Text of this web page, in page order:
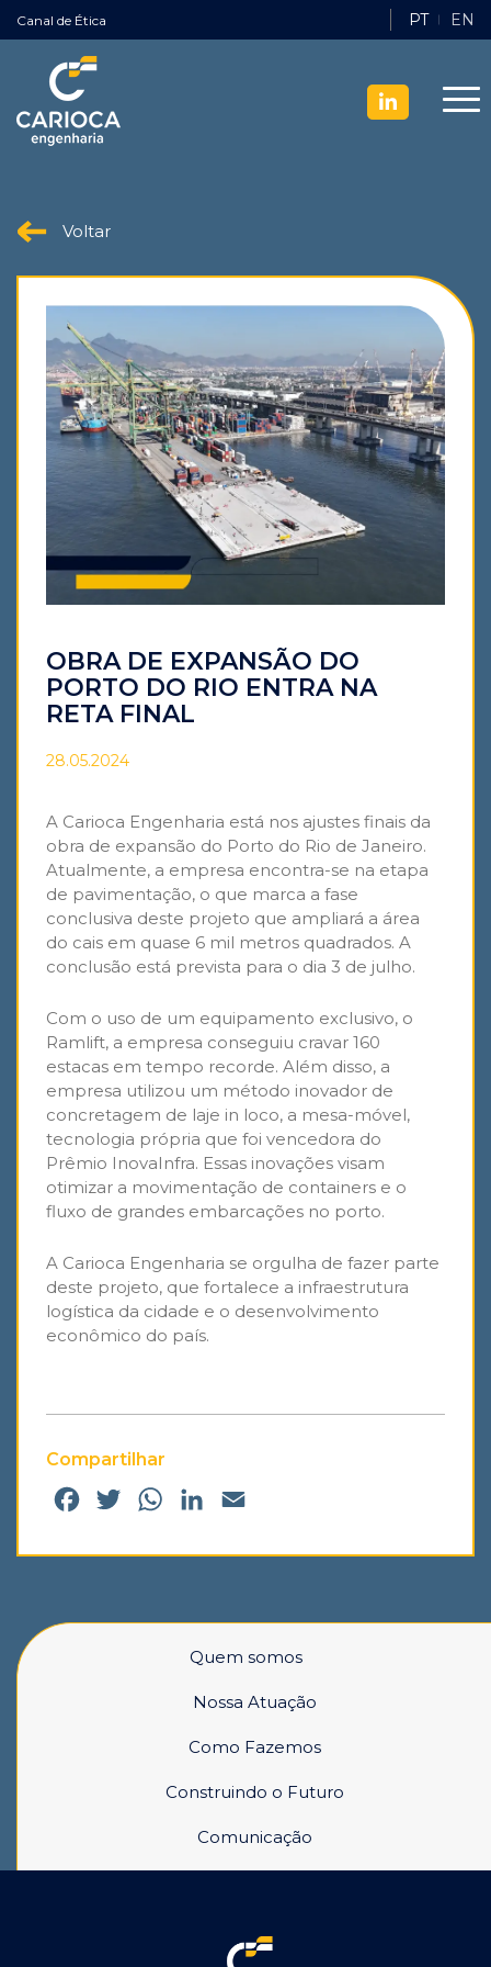
Canal de Ética PT EN
Voltar
OBRA DE EXPANSÃO DO
PORTO DO RIO ENTRA NA
RETA FINAL
28.05.2024
A Carioca Engenharia está nos ajustes finais da
obra de expansão do Porto do Rio de Janeiro.
Atualmente, a empresa encontra-se na etapa
de pavimentação, o que marca a fase
conclusiva deste projeto que ampliará a área
do cais em quase 6 mil metros quadrados. A
conclusão está prevista para o dia 3 de julho.
Com o uso de um equipamento exclusivo, o
Ramlift, a empresa conseguiu cravar 160
estacas em tempo recorde. Além disso, a
empresa utilizou um método inovador de
concretagem de laje in loco, a mesa-móvel,
tecnologia própria que foi vencedora do
Prêmio InovaInfra. Essas inovações visam
otimizar a movimentação de containers e o
fluxo de grandes embarcações no porto.
A Carioca Engenharia se orgulha de fazer parte
deste projeto, que fortalece a infraestrutura
logística da cidade e o desenvolvimento
econômico do país.
Compartilhar
FacebookTwitterWhatsApp
LinkedIn
Quem somos
Nossa Atuação
Como Fazemos
Construindo o Futuro
Comunicação